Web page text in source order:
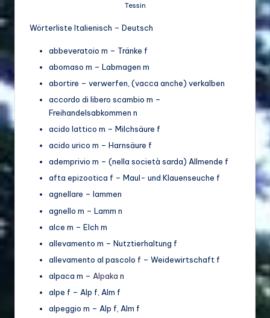
d
o
di
rs
Tessin
Wörterliste Italienisch – Deutsch
abbeveratoio m – Tränke f
abomaso m – Labmagen m
abortire – verwerfen, (vacca anche) verkalben
accordo di libero scambio m –
Freihandelsabkommen n
acido lattico m – Milchsäure f
acido urico m – Harnsäure f
ademprivio m – (nella società sarda) Allmende f
afta epizootica f – Maul- und Klauenseuche f
agnellare – lammen
agnello m – Lamm n
alce m – Elch m
allevamento m – Nutztierhaltung f
allevamento al pascolo f – Weidewirtschaft f
alpaca m – Alpaka n
alpe f – Alp f, Alm f
alpeggio m – Alp f, Alm f